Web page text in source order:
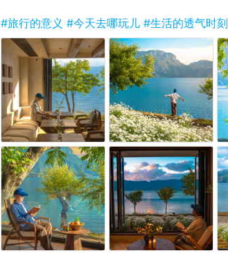
#旅行的意义 #今天去哪玩儿 #生活的透气时刻